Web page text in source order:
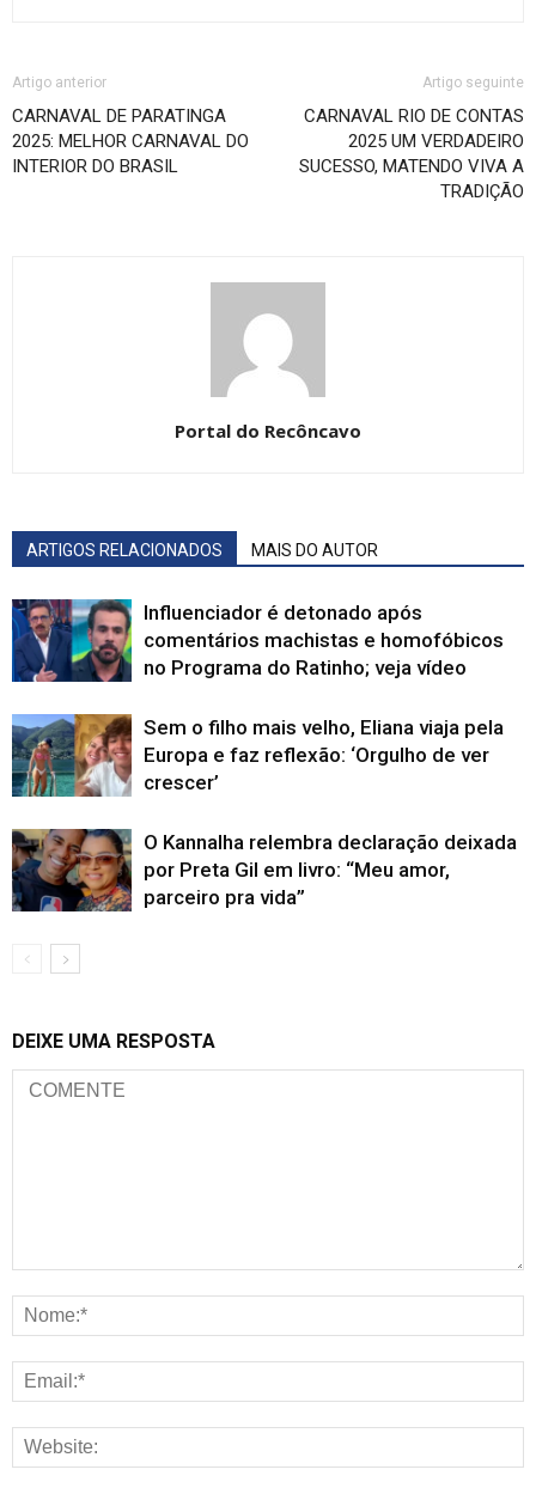
Artigo anterior
CARNAVAL DE PARATINGA
2025: MELHOR CARNAVAL DO
INTERIOR DO BRASIL
Artigo seguinte
CARNAVAL RIO DE CONTAS
2025 UM VERDADEIRO
SUCESSO, MATENDO VIVA A
TRADIÇÃO
Portal do Recôncavo
ARTIGOS RELACIONADOS MAIS DO AUTOR
Influenciador é detonado após
comentários machistas e homofóbicos
no Programa do Ratinho; veja vídeo
Sem o filho mais velho, Eliana viaja pela
Europa e faz reflexão: ‘Orgulho de ver
crescer’
O Kannalha relembra declaração deixada
por Preta Gil em livro: “Meu amor,
parceiro pra vida”
DEIXE UMA RESPOSTA